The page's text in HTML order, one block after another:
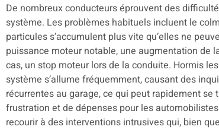
De nombreux conducteurs éprouvent des
système. Les problèmes habituels incluent le
particules s’accumulent plus vite qu’elles ne
puissance moteur notable, une augmentation de
cas, un stop moteur lors de la conduite. Hormis
système s’allume fréquemment, causant des
récurrentes au garage, ce qui peut rapidement
frustration et de dépenses pour les
recourir à des interventions intrusives qui, bien